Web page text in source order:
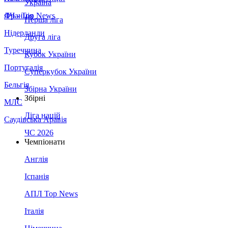
Франція
Нідерланди
Туреччина
Португалія
Бельгія
МЛС
Саудівська Аравія
ЛЧ - Top News
Україна
Перша ліга
Друга ліга
Кубок України
Суперкубок України
Збірна України
Збірні
Ліга націй
ЧС 2026
Чемпіонати
Англія
Іспанія
АПЛ Top News
Італія